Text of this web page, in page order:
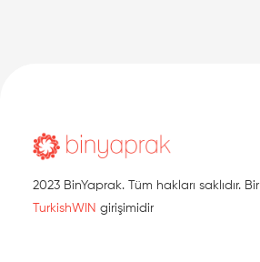
2023 BinYaprak. Tüm hakları saklıdır. Bir
TurkishWIN girişimidir